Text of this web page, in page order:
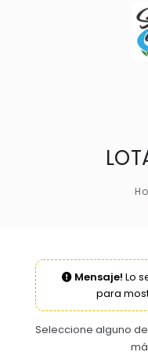
RESEÑA HISTÓRICA
GEOGRAFÍA
Clima
Sesiones
Sesiones
Resoluciones
MECANISMOS DE
CIUDADANÍA ACTIVA
Solicitud de
TURISMO
Mensaje! Lo
para
Seleccione alguno